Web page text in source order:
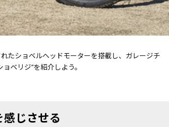
たショベルヘッドモーターを搭載し、ガレージチ
ベリジ”を紹介しよう。
じさせる